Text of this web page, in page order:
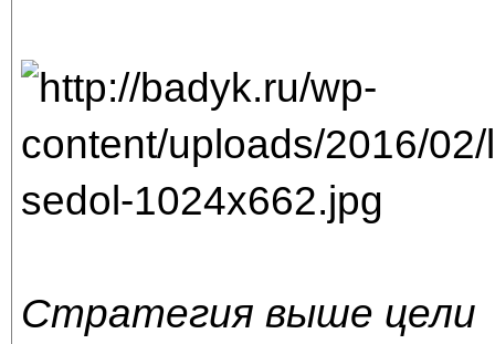
Стратегия выше цели